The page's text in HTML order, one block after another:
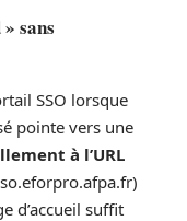
sans
SSO lorsque
pointe vers une
à l’URL
d’accueil suffit